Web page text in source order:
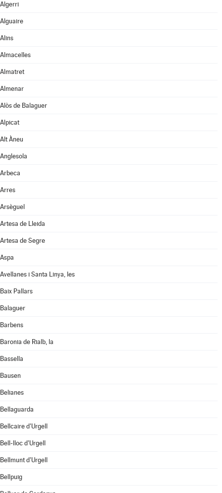
Algerri
Alguaire
Alins
Almacelles
Almatret
Almenar
Alòs de Balaguer
Alpicat
Alt Àneu
Anglesola
Arbeca
Arres
Arsèguel
Artesa de Lleida
Artesa de Segre
Aspa
Avellanes i Santa Linya, les
Baix Pallars
Balaguer
Barbens
Baronia de Rialb, la
Bassella
Bausen
Belianes
Bellaguarda
Bellcaire d'Urgell
Bell-lloc d'Urgell
Bellmunt d'Urgell
Bellpuig